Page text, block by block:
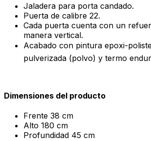
Jaladera para porta candado.
Puerta de calibre 22.
Cada puerta cuenta con un
manera vertical.
Acabado con pintura epoxi-
pulverizada (polvo) y termo
Dimensiones del producto
Frente 38 cm
Alto 180 cm
Profundidad 45 cm